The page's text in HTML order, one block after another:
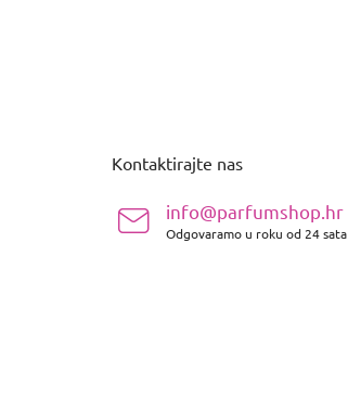
Kontaktirajte nas
info@parfumshop.hr
Odgovaramo u roku od 24 sata